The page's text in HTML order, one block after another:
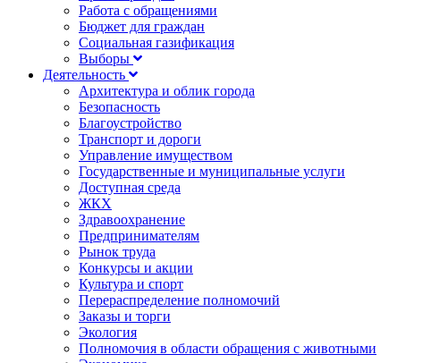
Работа с обращениями
Бюджет для граждан
Социальная газификация
Выборы
Деятельность
Архитектура и облик города
Безопасность
Благоустройство
Транспорт и дороги
Управление имуществом
Государственные и муниципальные услуги
Доступная среда
ЖКХ
Здравоохранение
Предпринимателям
Рынок труда
Конкурсы и акции
Культура и спорт
Перераспределение полномочий
Заказы и торги
Экология
Полномочия в области обращения с животными